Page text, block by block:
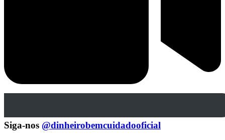
Siga-nos @dinheirobemcuidadooficial